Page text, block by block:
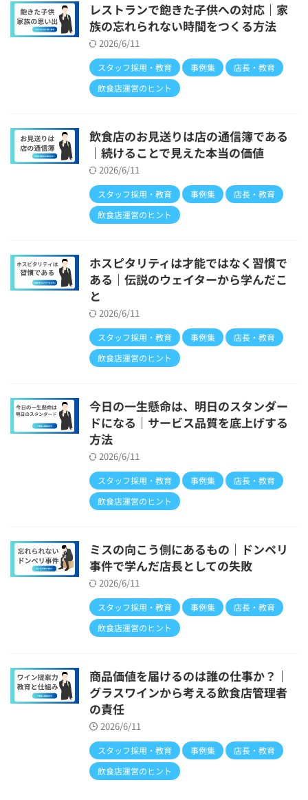
レストランで飽きた子供への対応｜家
族の忘れられない時間をつくる方法
2026/6/11
スタッフ採用・教育 事例集
店長・教育
飲食店運営のヒント
飲食店のお見送りは店の通信簿である
｜続けることで見えた本当の価値
2026/6/11
スタッフ採用・教育 事例集
店長・教育
飲食店運営のヒント
ホスピタリティは才能ではなく習慣で
ある｜伝説のウェイターから学んだこ
と
2026/6/11
スタッフ採用・教育 事例集
店長・教育
飲食店運営のヒント
今日の一生懸命は、明日のスタンダー
ドになる｜サービス品質を底上げする
方法
2026/6/11
スタッフ採用・教育 事例集
店長・教育
飲食店運営のヒント
ミスの向こう側にあるもの｜ドンペリ
事件で学んだ店長としての失敗
2026/6/11
スタッフ採用・教育 事例集
店長・教育
飲食店運営のヒント
商品価値を届けるのは誰の仕事か？｜
グラスワインから考える飲食店管理者
の責任
2026/6/11
スタッフ採用・教育 事例集
店長・教育
飲食店運営のヒント